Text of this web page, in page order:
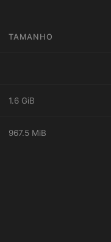
TAMANHO
1.6 GiB
967.5 MiB